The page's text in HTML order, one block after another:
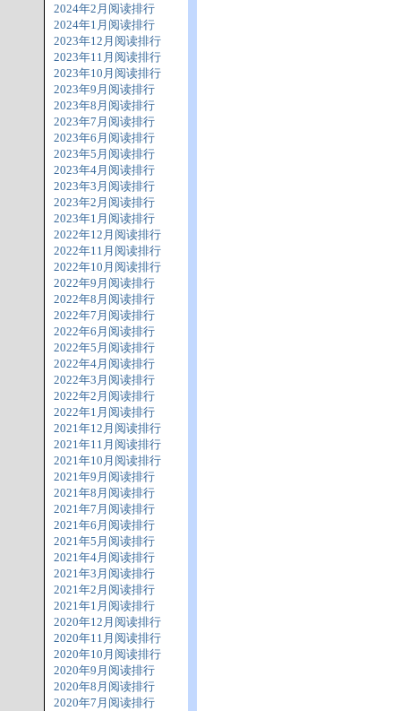
2024年2月阅读排行
2024年1月阅读排行
2023年12月阅读排行
2023年11月阅读排行
2023年10月阅读排行
2023年9月阅读排行
2023年8月阅读排行
2023年7月阅读排行
2023年6月阅读排行
2023年5月阅读排行
2023年4月阅读排行
2023年3月阅读排行
2023年2月阅读排行
2023年1月阅读排行
2022年12月阅读排行
2022年11月阅读排行
2022年10月阅读排行
2022年9月阅读排行
2022年8月阅读排行
2022年7月阅读排行
2022年6月阅读排行
2022年5月阅读排行
2022年4月阅读排行
2022年3月阅读排行
2022年2月阅读排行
2022年1月阅读排行
2021年12月阅读排行
2021年11月阅读排行
2021年10月阅读排行
2021年9月阅读排行
2021年8月阅读排行
2021年7月阅读排行
2021年6月阅读排行
2021年5月阅读排行
2021年4月阅读排行
2021年3月阅读排行
2021年2月阅读排行
2021年1月阅读排行
2020年12月阅读排行
2020年11月阅读排行
2020年10月阅读排行
2020年9月阅读排行
2020年8月阅读排行
2020年7月阅读排行